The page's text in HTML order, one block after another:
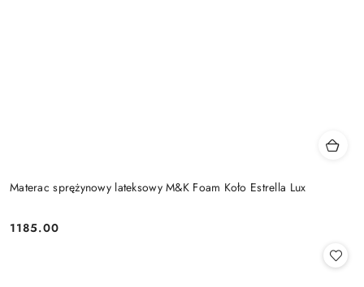
Materac sprężynowy lateksowy M&K Foam Koło Estrella Lux
Cena:
1185.00